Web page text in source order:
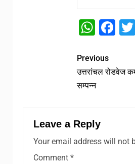
Previous
उत्तरांचल रोडवेज
सम्पन्न
Leave a Reply
Your email address will not
Comment *